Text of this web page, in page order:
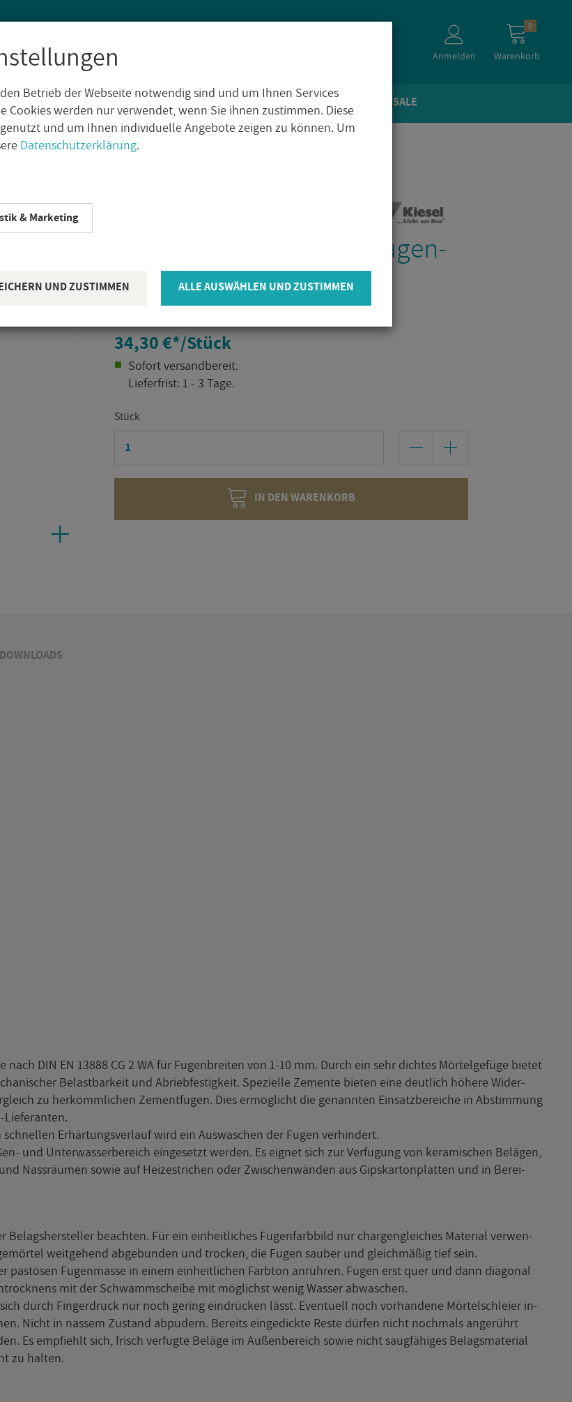
Betrieb der Webseite notwendig sind und um Ihnen Services
Cookies werden nur verwendet, wenn Sie ihnen zustimmen. Diese
und um Ihnen individuelle Angebote zeigen zu können. Um
Datenschutzerklärung.
& Marketing
UND ZUSTIMMEN ALLE AUSWÄHLEN UND ZUSTIMMEN
Anmelden
0
Warenkorb
AUS­SEN­FLIE­SEN DE­KO­RE NA­TUR­STEIN­OP­TIK ZU­BE­HÖR SALE
Moch­a­ci­no 5kg
Kie­sel Serv­o­perl Royal Fu­gen­
mas­se Moch­a­ci­no 5kg
Ar­ti­kel­num­mer:14612
34,30 €*/Stück
So­fort ver­sand­be­reit.
Lie­fer­frist: 1 - 3 Tage.
Stück
IN DEN WARENKORB
DOWN­LOADS
DIN EN 13888 CG 2 WA für Fu­gen­brei­ten von 1-10 mm. Durch ein sehr dich­tes Mör­tel­ge­fü­ge bie­tet
Be­last­bar­keit und Ab­rieb­fes­tig­keit. Spe­zi­el­le Ze­men­te bie­ten eine deut­lich hö­he­re Wi­der­
zu her­kömm­li­chen Ze­ment­fu­gen. Dies er­mög­licht die ge­nann­ten Ein­satz­be­rei­che in Ab­stim­mung
Er­här­tungs­ver­lauf wird ein Aus­wa­schen der Fugen ver­hin­dert.
und Un­ter­was­ser­be­reich ein­ge­setzt wer­den. Es eig­net sich zur Ver­fu­gung von ke­ra­mi­schen Be­lä­gen,
Nass­räu­men sowie auf Hei­zestri­chen oder Zwi­schen­wän­den aus Gips­kar­ton­plat­ten und in Be­rei­
Be­lags­her­stel­ler be­ach­ten. Für ein ein­heit­li­ches Fu­gen­farb­bild nur char­gen­glei­ches Ma­te­ri­al ver­wen­
weit­ge­hend ab­ge­bun­den und tro­cken, die Fugen sau­ber und gleich­mä­ßig tief sein.
pastö­sen Fu­gen­mas­se in einem ein­heit­li­chen Farb­ton an­rüh­ren. Fugen erst quer und dann dia­go­nal
mit der Schwamm­schei­be mit mög­lichst wenig Was­ser ab­wa­schen.
durch Fin­ger­druck nur noch ge­ring ein­drü­cken lässt. Even­tu­ell noch vor­han­de­ne Mör­tel­schlei­er in­
Nicht in nas­sem Zu­stand ab­pu­dern. Be­reits ein­ge­dick­te Reste dür­fen nicht noch­mals an­ge­rührt
Es emp­fiehlt sich, frisch ver­fug­te Be­lä­ge im Au­ßen­be­reich sowie nicht saug­fä­hi­ges Be­lags­ma­te­ri­al
zu hal­ten.